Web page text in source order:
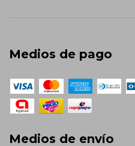
Medios de pago
Medios de envío